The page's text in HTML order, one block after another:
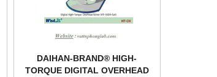
DAIHAN-BRAND® HIGH-
TORQUE DIGITAL OVERHEAD